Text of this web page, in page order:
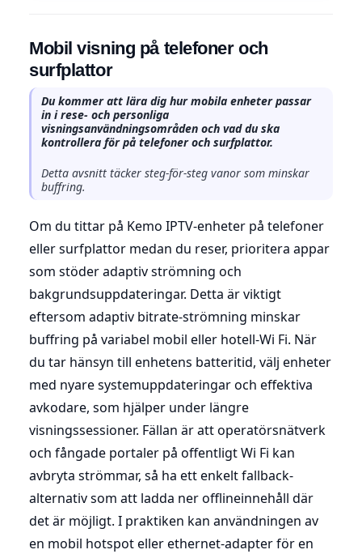
Mobil visning på telefoner och
surfplattor
Du kommer att lära dig hur mobila enheter passar
in i rese- och personliga
visningsanvändningsområden och vad du ska
kontrollera för på telefoner och surfplattor.
Detta avsnitt täcker steg-för-steg vanor som minskar
buffring.
Om du tittar på Kemo IPTV-enheter på telefoner
eller surfplattor medan du reser, prioritera appar
som stöder adaptiv strömning och
bakgrundsuppdateringar. Detta är viktigt
eftersom adaptiv bitrate-strömning minskar
buffring på variabel mobil eller hotell-Wi Fi. När
du tar hänsyn till enhetens batteritid, välj enheter
med nyare systemuppdateringar och effektiva
avkodare, som hjälper under längre
visningssessioner. Fällan är att operatörsnätverk
och fångade portaler på offentligt Wi Fi kan
avbryta strömmar, så ha ett enkelt fallback-
alternativ som att ladda ner offlineinnehåll där
det är möjligt. I praktiken kan användningen av
en mobil hotspot eller ethernet-adapter för en